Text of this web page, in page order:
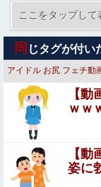
が・・・！！！
【画像】 サンモ
供してしまう
【盗撮】日本の
んでもない神乳
赤紙を貰った息
たぁ…」←こうい
仕事中の美女ホ
もらった男の動
ここをタップして
同 じタグが付い
アイドル お尻 フェチ動
【
ｗｗ
【
姿に